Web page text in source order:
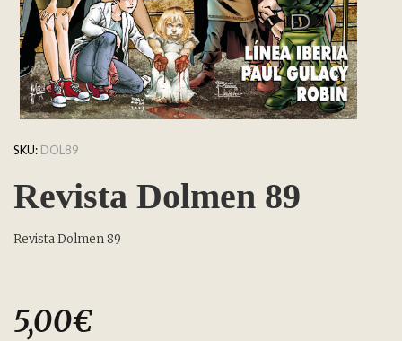
SKU: DOL89
Revista Dolmen 89
Revista Dolmen 89
5,00€